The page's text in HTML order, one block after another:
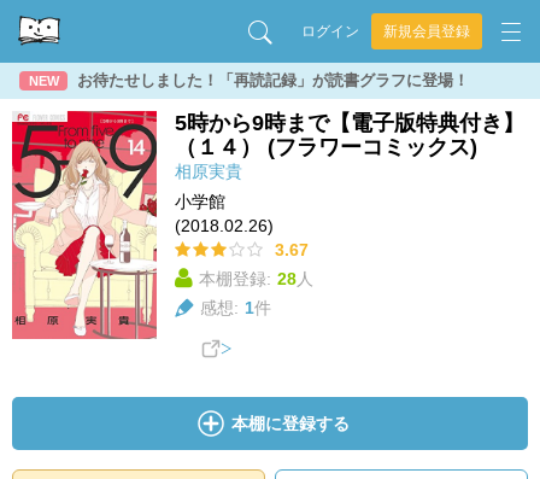
ログイン 新規会員登録
NEW お待たせしました！「再読記録」が読書グラフに登場！
5時から9時まで【電子版特典付き】
（１４） (フラワーコミックス)
相原実貴
小学館
(2018.02.26)
3.67
本棚登録: 28人
感想: 1件
本棚に登録する